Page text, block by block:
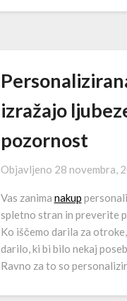
izražajo
pozornost
Objavljeno 28 novembra,
Vas zanima nakup
spletno stran in preverite
Ko iščemo darila za
darilo, ki bi bilo nekaj
Ravno za to so